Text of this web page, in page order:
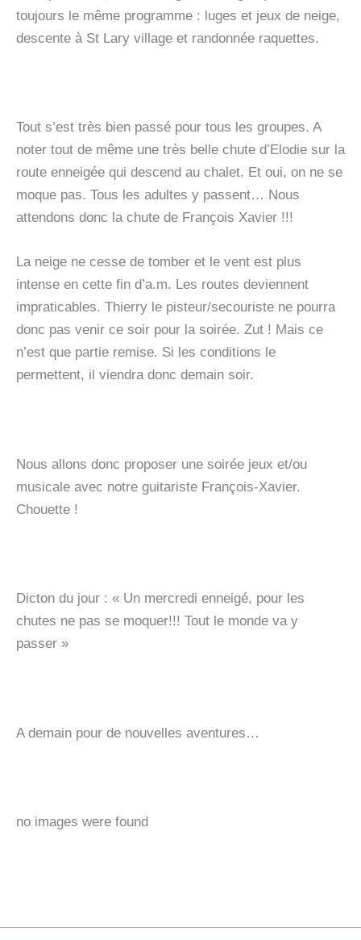
toujours le même programme : luges et jeux de neige,
descente à St Lary village et randonnée raquettes.
Tout s’est très bien passé pour tous les groupes. A
noter tout de même une très belle chute d’Elodie sur la
route enneigée qui descend au chalet. Et oui, on ne se
moque pas. Tous les adultes y passent… Nous
attendons donc la chute de François Xavier !!!
La neige ne cesse de tomber et le vent est plus
intense en cette fin d’a.m. Les routes deviennent
impraticables. Thierry le pisteur/secouriste ne pourra
donc pas venir ce soir pour la soirée. Zut ! Mais ce
n’est que partie remise. Si les conditions le
permettent, il viendra donc demain soir.
Nous allons donc proposer une soirée jeux et/ou
musicale avec notre guitariste François-Xavier.
Chouette !
Dicton du jour : « Un mercredi enneigé, pour les
chutes ne pas se moquer!!! Tout le monde va y
passer »
A demain pour de nouvelles aventures…
no images were found